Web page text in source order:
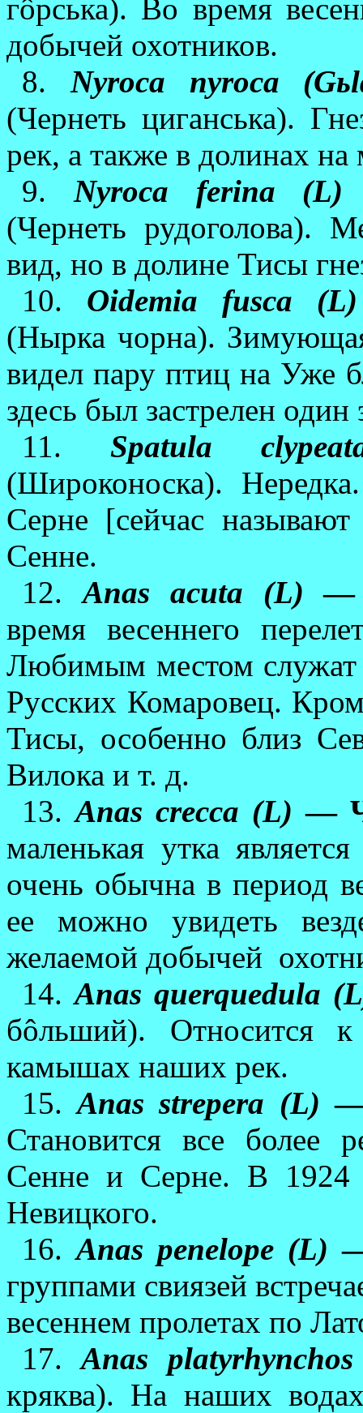
гôрська). Во время
добычей охотников.
8. Nyroca nyroca
(Чернеть циганська).
рек, а также в долинах
9. Nyroca ferina (L)
(Чернеть рудоголова).
вид, но в долине Тисы
10. Oidemia fusca (L)
(Нырка чорна).
видел пару птиц на Уже
здесь был застрелен один
11. Spatula
(Широконоска).
Серне [сейчас
Сенне.
12.Anas acuta (L) —
время весеннего
Любимым местом служат
Русских Комаровец.
Тисы, особенно близ
Вилока и т. д.
13.Anas crecca (L) —
маленькая утка
очень обычна в период
ее можно увидеть
желаемой добычей
14.Anas querquedula
бôльший). Относится
камышах наших рек.
15.Anas strepera (L) —
Становится все более
Сенне и Серне. В 1924
Невицкого.
16.Anas penelope (L)
группами свиязей
весеннем пролетах по
17. Anas
кряква). На наших